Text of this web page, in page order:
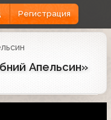
Регистрация
Апельсин»